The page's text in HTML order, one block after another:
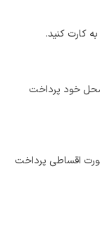
کارت کنید.
محل خود پرداخت
اقساطی پرداخت